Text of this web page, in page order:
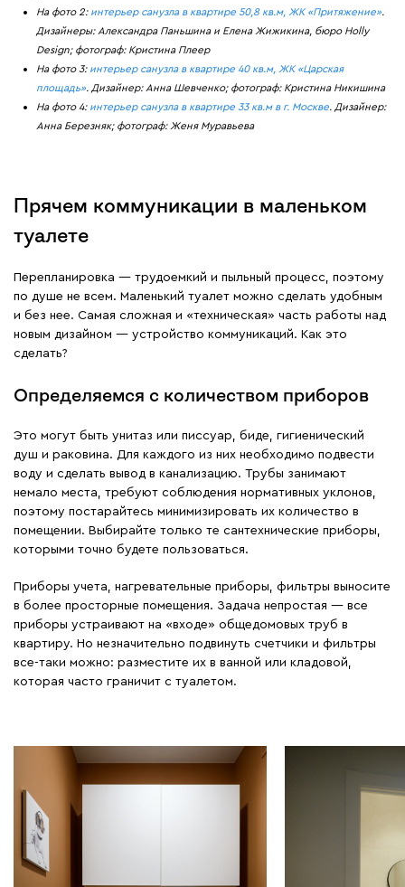
На фото 2: интерьер санузла в квартире 50,8 кв.м, ЖК «Притяжение».
Дизайнеры: Александра Паньшина и Елена Жижикина, бюро Holly
Design; фотограф: Кристина Плеер
На фото 3: интерьер санузла в квартире 40 кв.м, ЖК «Царская
площадь». Дизайнер: Анна Шевченко; фотограф: Кристина Никишина
На фото 4: интерьер санузла в квартире 33 кв.м в г. Москве. Дизайнер:
Анна Березняк; фотограф: Женя Муравьева
Прячем коммуникации в маленьком
туалете
Перепланировка — трудоемкий и пыльный процесс, поэтому
по душе не всем. Маленький туалет можно сделать удобным
и без нее. Самая сложная и «техническая» часть работы над
новым дизайном — устройство коммуникаций. Как это
сделать?
Определяемся с количеством приборов
Это могут быть унитаз или писсуар, биде, гигиенический
душ и раковина. Для каждого из них необходимо подвести
воду и сделать вывод в канализацию. Трубы занимают
немало места, требуют соблюдения нормативных уклонов,
поэтому постарайтесь минимизировать их количество в
помещении. Выбирайте только те сантехнические приборы,
которыми точно будете пользоваться.
Приборы учета, нагревательные приборы, фильтры выносите
в более просторные помещения. Задача непростая — все
приборы устраивают на «входе» общедомовых труб в
квартиру. Но незначительно подвинуть счетчики и фильтры
все-таки можно: разместите их в ванной или кладовой,
которая часто граничит с туалетом.